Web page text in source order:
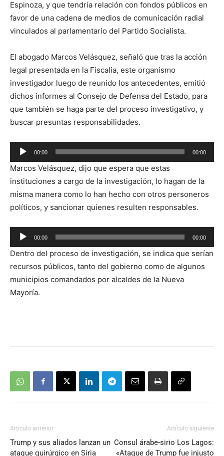
Espinoza, y que tendría relación con fondos públicos en
favor de una cadena de medios de comunicación radial
vinculados al parlamentario del Partido Socialista.
El abogado Marcos Velásquez, señaló que tras la acción
legal presentada en la Fiscalia, este organismo
investigador luego de reunido los antecedentes, emitió
dichos informes al Consejo de Defensa del Estado, para
que también se haga parte del proceso investigativo, y
buscar presuntas responsabilidades.
Reproductor
de
audio
00:00 00:00
Marcos Velásquez, dijo que espera que estas
instituciones a cargo de la investigación, lo hagan de la
misma manera como lo han hecho con otros personeros
políticos, y sancionar quienes resulten responsables.
Reproductor
de
audio
00:00 00:00
Dentro del proceso de investigación, se indica que serían
recursos públicos, tanto del gobierno como de algunos
municipios comandados por alcaldes de la Nueva
Mayoría.
Artículo anterior
Trump y sus aliados lanzan un
ataque quirúrgico en Siria
Artículo siguiente
Consul árabe-sirio Los Lagos:
«Ataque de Trump fue injusto